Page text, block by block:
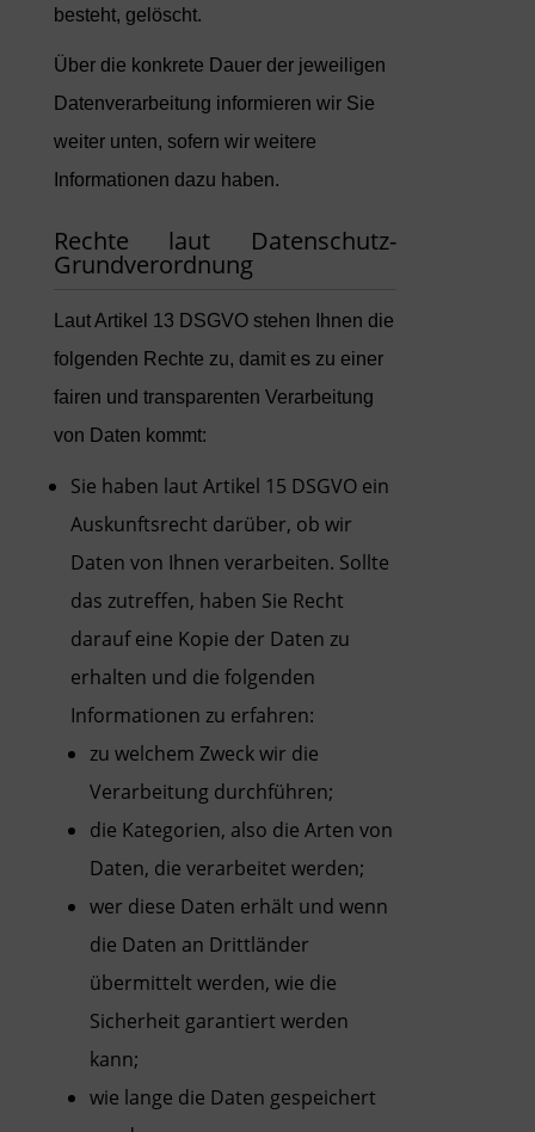
besteht, gelöscht.
Über die konkrete Dauer der jeweiligen
Datenverarbeitung informieren wir Sie
weiter unten, sofern wir weitere
Informationen dazu haben.
Rechte laut Datenschutz-
Grundverordnung
Laut Artikel 13 DSGVO stehen Ihnen die
folgenden Rechte zu, damit es zu einer
fairen und transparenten Verarbeitung
von Daten kommt:
Sie haben laut Artikel 15 DSGVO ein
Auskunftsrecht darüber, ob wir
Daten von Ihnen verarbeiten. Sollte
das zutreffen, haben Sie Recht
darauf eine Kopie der Daten zu
erhalten und die folgenden
Informationen zu erfahren:
zu welchem Zweck wir die
Verarbeitung durchführen;
die Kategorien, also die Arten von
Daten, die verarbeitet werden;
wer diese Daten erhält und wenn
die Daten an Drittländer
übermittelt werden, wie die
Sicherheit garantiert werden
kann;
wie lange die Daten gespeichert